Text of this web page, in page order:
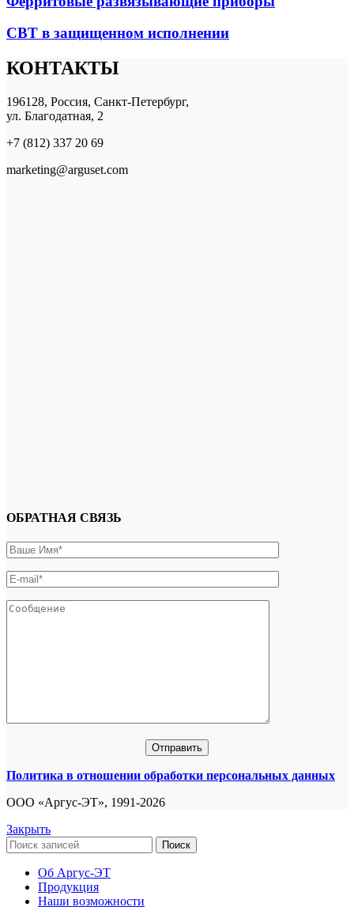
СВТ в защищенном исполнении
КОНТАКТЫ
196128, Россия, Санкт-Петербург,
ул. Благодатная, 2
+7 (812) 337 20 69
marketing@arguset.com
ОБРАТНАЯ СВЯЗЬ
Политика в отношении обработки персональных данных
ООО «Аргус-ЭТ», 1991-2026
Закрыть
Поиск
Об Аргус-ЭТ
Продукция
Наши возможности